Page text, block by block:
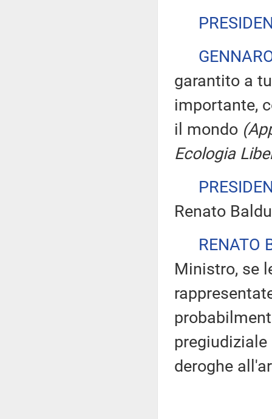
garantito a
importante,
il mondo
Ecologia
Renato
RENATO
Ministro, se
deroghe